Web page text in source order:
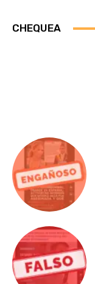
CHEQUEA